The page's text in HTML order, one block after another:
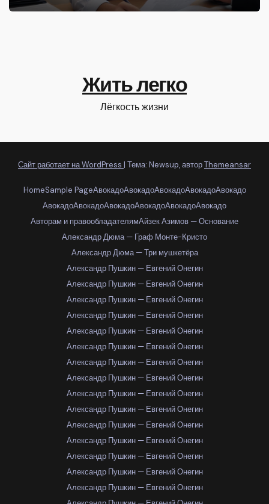
Жить легко
Лёгкость жизни
Сайт работает на WordPress | Тема: Newsup, авторThemeansar
HomeSample PageАвокадоАвокадоАвокадоАвокадоАвокадо
АвокадоАвокадоАвокадоАвокадоАвокадоАвокадо
Авторам и правообладателямАйзек Азимов — Основание
Александр Дюма — Граф Монте-Кристо
Александр Дюма — Три мушкетёра
Александр Пушкин — Евгений Онегин
Александр Пушкин — Евгений Онегин
Александр Пушкин — Евгений Онегин
Александр Пушкин — Евгений Онегин
Александр Пушкин — Евгений Онегин
Александр Пушкин — Евгений Онегин
Александр Пушкин — Евгений Онегин
Александр Пушкин — Евгений Онегин
Александр Пушкин — Евгений Онегин
Александр Пушкин — Евгений Онегин
Александр Пушкин — Евгений Онегин
Александр Пушкин — Евгений Онегин
Александр Пушкин — Евгений Онегин
Александр Пушкин — Евгений Онегин
Александр Пушкин — Евгений Онегин